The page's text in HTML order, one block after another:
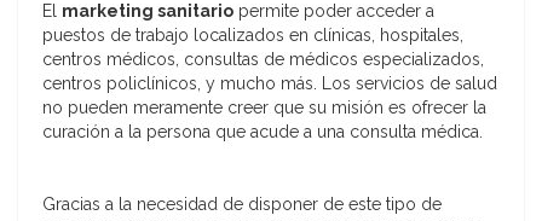
El marketing sanitario permite poder acceder a
puestos de trabajo localizados en clínicas, hospitales,
centros médicos, consultas de médicos especializados,
centros policlínicos, y mucho más. Los servicios de salud
no pueden meramente creer que su misión es ofrecer la
curación a la persona que acude a una consulta médica.
Gracias a la necesidad de disponer de este tipo de